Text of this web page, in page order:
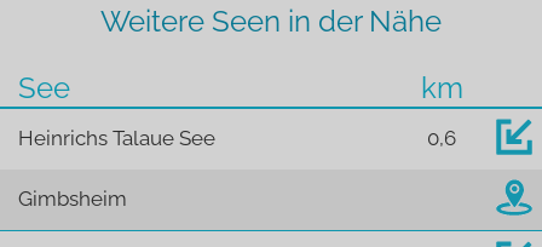
Weitere Seen in der Nähe
See
km
Heinrichs Talaue See 0,6
Gimbsheim